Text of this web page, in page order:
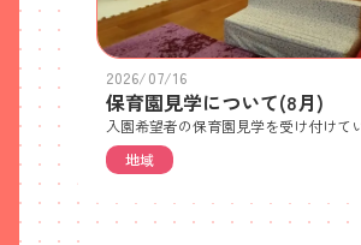
2026/07/16
保育園見学について(8月)
地域